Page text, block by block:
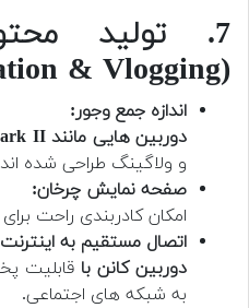
7. تولید
(Content Creation & Vlogging)
اندازه جمع وجور:
دوربین هایی مانند EOS M50 Mark II
و ولاگینگ طراحی شده
صفحه نمایش چرخان:
امکان کادربندی راحت
اتصال مستقیم به
دوربین کانن با قابلیت
به شبکه های اجتماعی.